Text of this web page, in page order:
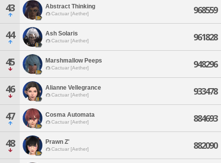
43 Abstract Thinking
Cactuar [Aether] 968559
44 Ash Solaris
Cactuar [Aether] 961828
45 Marshmallow Peeps
Cactuar [Aether] 948296
46 Alianne Vellegrance
Cactuar [Aether] 933478
47 Cosma Automata
Cactuar [Aether] 884693
48 Prawn Z'
Cactuar [Aether] 882090